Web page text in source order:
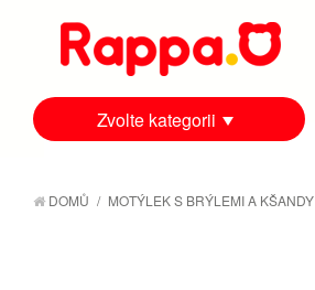
Zvolte kategorii
DOMŮ / MOTÝLEK S BRÝLEMI A KŠANDY